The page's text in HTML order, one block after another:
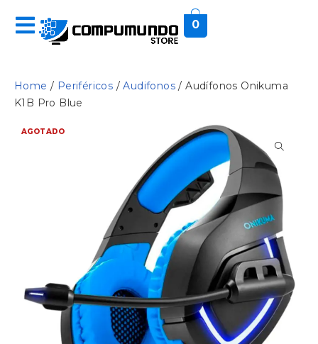
0
Home / Periféricos /Audifonos / Audífonos Onikuma
K1B Pro Blue
AGOTADO